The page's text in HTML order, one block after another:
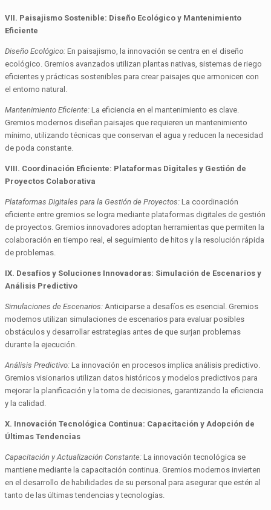
VII. Paisajismo Sostenible: Diseño Ecológico y Mantenimiento
Eficiente
Diseño Ecológico: En paisajismo, la innovación se centra en el diseño
ecológico. Gremios avanzados utilizan plantas nativas, sistemas de riego
eficientes y prácticas sostenibles para crear paisajes que armonicen con
el entorno natural.
Mantenimiento Eficiente: La eficiencia en el mantenimiento es clave.
Gremios modernos diseñan paisajes que requieren un mantenimiento
mínimo, utilizando técnicas que conservan el agua y reducen la necesidad
de poda constante.
VIII. Coordinación Eficiente: Plataformas Digitales y Gestión de
Proyectos Colaborativa
Plataformas Digitales para la Gestión de Proyectos: La coordinación
eficiente entre gremios se logra mediante plataformas digitales de gestión
de proyectos. Gremios innovadores adoptan herramientas que permiten la
colaboración en tiempo real, el seguimiento de hitos y la resolución rápida
de problemas.
IX. Desafíos y Soluciones Innovadoras: Simulación de Escenarios y
Análisis Predictivo
Simulaciones de Escenarios: Anticiparse a desafíos es esencial. Gremios
modernos utilizan simulaciones de escenarios para evaluar posibles
obstáculos y desarrollar estrategias antes de que surjan problemas
durante la ejecución.
Análisis Predictivo: La innovación en procesos implica análisis predictivo.
Gremios visionarios utilizan datos históricos y modelos predictivos para
mejorar la planificación y la toma de decisiones, garantizando la eficiencia
y la calidad.
X. Innovación Tecnológica Continua: Capacitación y Adopción de
Últimas Tendencias
Capacitación y Actualización Constante: La innovación tecnológica se
mantiene mediante la capacitación continua. Gremios modernos invierten
en el desarrollo de habilidades de su personal para asegurar que estén al
tanto de las últimas tendencias y tecnologías.